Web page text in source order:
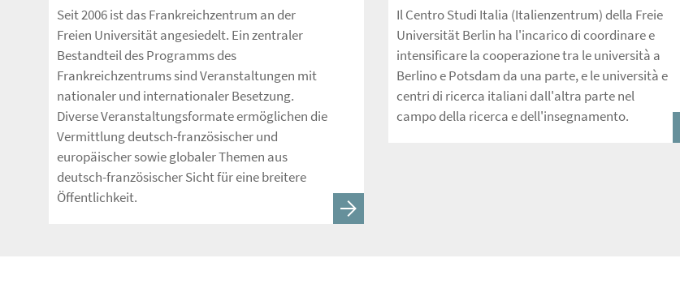
Seit 2006 ist das Frankreichzentrum an der
Freien Universität angesiedelt. Ein zentraler
Bestandteil des Programms des
Frankreichzentrums sind Veranstaltungen mit
nationaler und internationaler Besetzung.
Diverse Veranstaltungsformate ermöglichen die
Vermittlung deutsch-französischer und
europäischer sowie globaler Themen aus
deutsch-französischer Sicht für eine breitere
Öffentlichkeit.
Il Centro Studi Italia (Italienzentrum) della Freie
Universität Berlin ha l'incarico di coordinare e
intensificare la cooperazione tra le università a
Berlino e Potsdam da una parte, e le università e
centri di ricerca italiani dall'altra parte nel
campo della ricerca e dell'insegnamento.